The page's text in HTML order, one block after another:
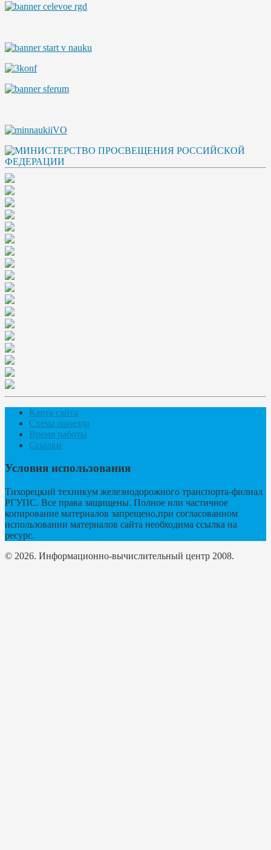
Карта сайта
Схема проезда
Время работы
Ссылки
Условия использования
Тихорецкий техникум железнодорожного транспорта-филиал
РГУПС. Все права защищены. Полное или частичное
копирование материалов запрещено,при согласованном
использовании материалов сайта необходима ссылка на
ресурс.
© 2026. Информационно-вычислительный центр 2008.